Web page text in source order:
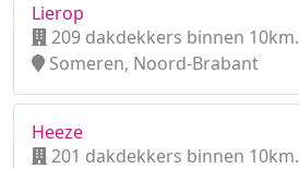
Lierop
209 dakdekkers binnen 10km.
Someren, Noord-Brabant
Heeze
201 dakdekkers binnen 10km.